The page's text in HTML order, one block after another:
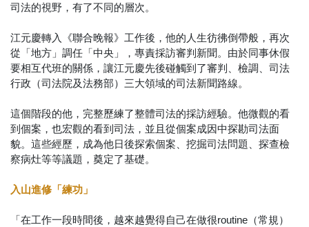
司法的視野，有了不同的層次。
江元慶轉入《聯合晚報》工作後，他的人生彷彿倒帶般，再次
從「地方」調任「中央」，專責採訪審判新聞。由於同事休假
要相互代班的關係，讓江元慶先後碰觸到了審判、檢調、司法
行政（司法院及法務部）三大領域的司法新聞路線。
這個階段的他，完整歷練了整體司法的採訪經驗。他微觀的看
到個案，也宏觀的看到司法，並且從個案成因中探勘司法面
貌。這些經歷，成為他日後探索個案、挖掘司法問題、探查檢
察病灶等等議題，奠定了基礎。
入山進修「練功」
「在工作一段時間後，越來越覺得自己在做很routine（常規）